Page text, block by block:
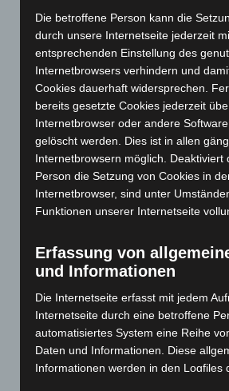
Juni 2024(107)
Mai 2024(149)
April 2024
März 2024(103)
Februar 2024(103)
Januar 2024
(111)
Dezember 2023(130)
November 2023(130)
Oktober 2023(114)
August 2023(134)
Juli 2023(118)
Juni 2023(142)
Mai 2023 (139)
April 2023(155)
März 2023(174)
Die betroffene Person kann die
durch unsere Internetseite jederzeit
entsprechenden Einstellung des
Internetbrowsers verhindern und
Cookies dauerhaft widersprechen.
bereits gesetzte Cookies jederzeit
Internetbrowser oder andere
gelöscht werden. Dies ist in allen
Internetbrowsern möglich. Deaktiviert
Person die Setzung von Cookies in
Internetbrowser, sind unter
Funktionen unserer Internetseite
Erfassung von
und Informationen
Die Internetseite erfasst mit jedem
Internetseite durch eine betroffene
automatisiertes System eine Reihe
Daten und Informationen. Diese
Informationen werden in den Logfiles